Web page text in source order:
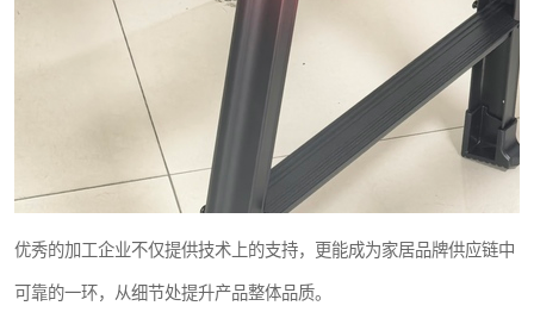
优秀的加工企业不仅提供技术上的支持，更能成为家居品牌供应链中
可靠的一环，从细节处提升产品整体品质。